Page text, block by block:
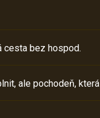
cesta bez hospod.
ale pochodeň,